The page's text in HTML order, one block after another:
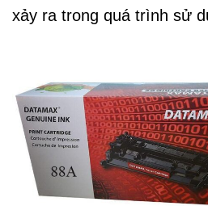
xảy ra trong quá trình sử